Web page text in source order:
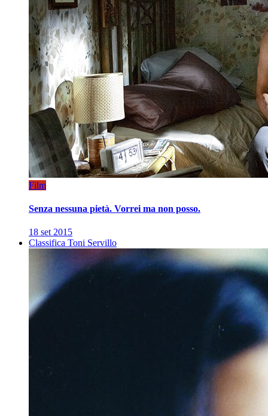
Film
Senza nessuna pietà. Vorrei ma non posso.
18 set 2015
Classifica Toni Servillo